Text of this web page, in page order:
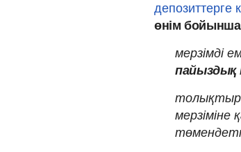
депозиттерге
өнім бойынша
мерзімді
пайыздық
мерзіміне